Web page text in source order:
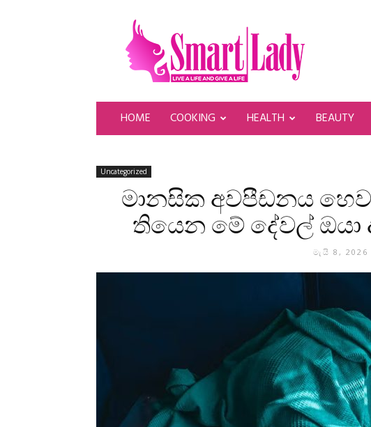
SmartLady
HOME COOKING HEALTH BEAUTY
Uncategorized
මානසික අවපීඩනය
තියෙන මේ දේවල් ඔයා
මැයි 8, 2026